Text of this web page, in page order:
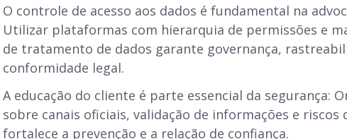
O controle de acesso aos dados é fundamental na
Utilizar plataformas com hierarquia de permissões e
de tratamento de dados garante governança,
conformidade legal.
A educação do cliente é parte essencial da segurança:
sobre canais oficiais, validação de informações e riscos
fortalece a prevenção e a relação de confiança.